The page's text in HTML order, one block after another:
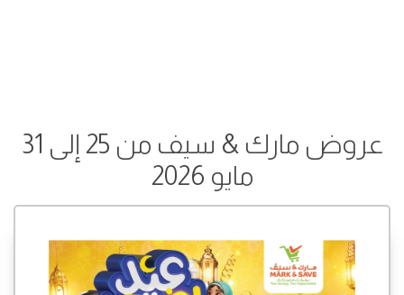
عروض مارك & سيف من 25 إلى 31
مايو 2026